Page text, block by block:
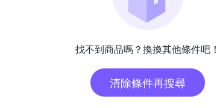
找不到商品嗎？換換其他條件吧！
清除條件再搜尋